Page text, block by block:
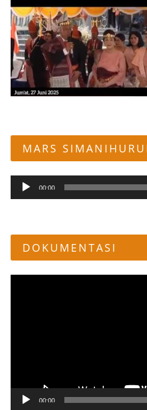
MARS
Pemutar
Audio
00:00
DOKUMENTASI
00:00